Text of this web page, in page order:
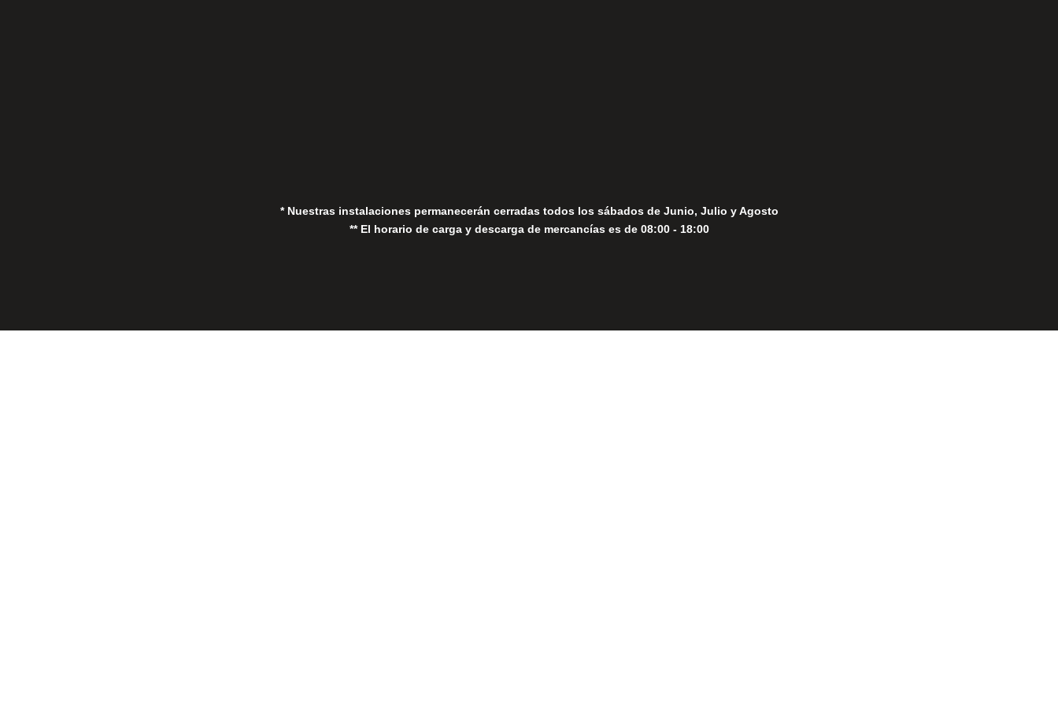
* Nuestras instalaciones permanecerán cerradas todos los sábados de Junio, Julio y Agosto
** El horario de carga y descarga de mercancías es de 08:00 - 18:00